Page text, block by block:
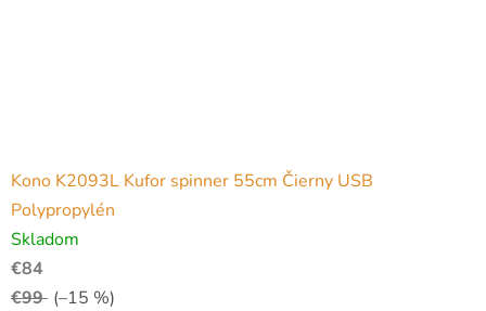
Kono K2093L Kufor spinner 55cm Čierny USB
Polypropylén
Skladom
€84
€99 (–15 %)